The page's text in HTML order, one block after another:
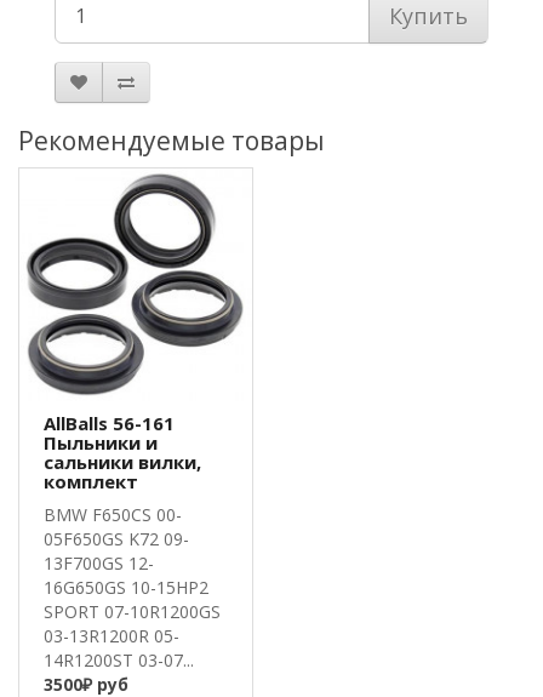
Купить
Рекомендуемые товары
AllBalls 56-161
Пыльники и
сальники вилки,
комплект
BMW F650CS 00-
05F650GS K72 09-
13F700GS 12-
16G650GS 10-15HP2
SPORT 07-10R1200GS
03-13R1200R 05-
14R1200ST 03-07...
3500₽ руб